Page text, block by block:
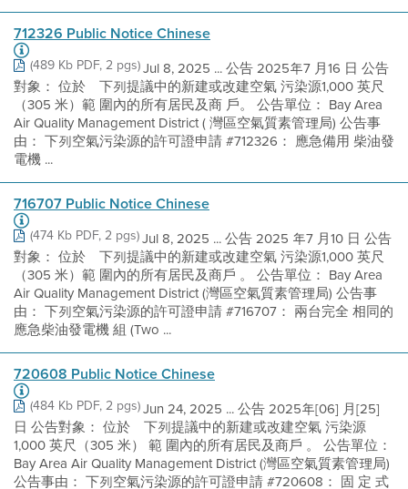
712326 Public Notice Chinese
(489 Kb PDF, 2 pgs)Jul 8, 2025 ... 公告 2025年7 月16 日 公告
對象： 位於離下列提議中的新建或改建空氣 污染源1,000 英尺
（305 米）範 圍內的所有居民及商 戶。 公告單位： Bay Area
Air Quality Management District ( 灣區空氣質素管理局) 公告事
由： 下列空氣污染源的許可證申請 #712326： 應急備用 柴油發
電機 ...
716707 Public Notice Chinese
(474 Kb PDF, 2 pgs)Jul 8, 2025 ... 公告 2025 年7 月10 日 公告
對象： 位於離下列提議中的新建或改建空氣 污染源1,000 英尺
（305 米）範 圍內的所有居民及商戶 。 公告單位： Bay Area
Air Quality Management District (灣區空氣質素管理局) 公告事
由： 下列空氣污染源的許可證申請 #716707： 兩台完全 相同的
應急柴油發電機 組 (Two ...
720608 Public Notice Chinese
(484 Kb PDF, 2 pgs)Jun 24, 2025 ... 公告 2025年[06] 月[25]
日 公告對象： 位於離下列提議中的新建或改建空氣 污染源
1,000 英尺（305 米） 範 圍內的所有居民及商戶 。 公告單位：
Bay Area Air Quality Management District (灣區空氣質素管理局)
公告事由： 下列空氣污染源的許可證申請 #720608： 固 定 式